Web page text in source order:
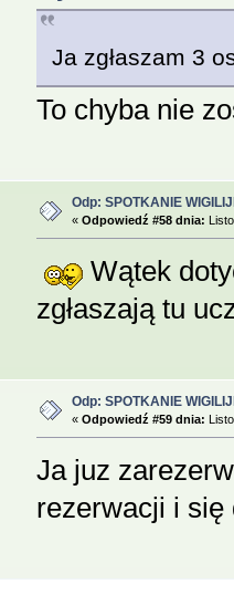
Ja zgłaszam 3
To chyba nie
Odp: SPOTKANIE
« Odpowiedź #58 dnia:
Wątek
zgłaszają tu
Odp: SPOTKANIE
« Odpowiedź #59 dnia:
Ja juz
rezerwacji i